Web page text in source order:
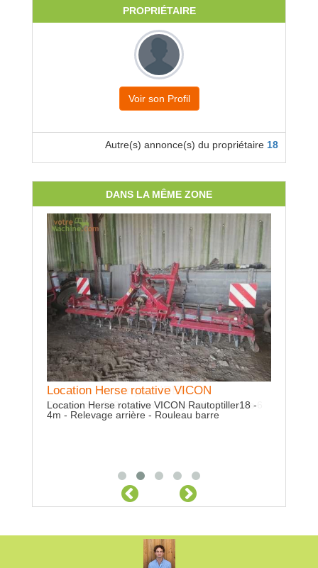
PROPRIÉTAIRE
Voir son Profil
Autre(s) annonce(s) du propriétaire 18
DANS LA MÊME ZONE
Location Herse rotative VICON
Location Herse rotative VICON Rautoptiller18 -
4m - Relevage arrière - Rouleau barre